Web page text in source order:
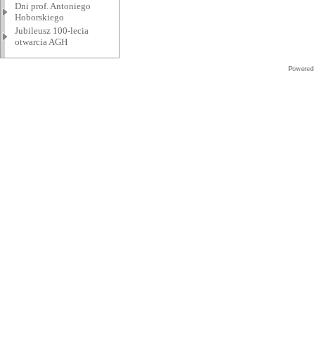
Dni prof. Antoniego
Hoborskiego
Jubileusz 100-lecia
otwarcia AGH